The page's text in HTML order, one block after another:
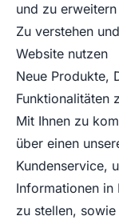
und zu erweitern
Zu verstehen
Website nutzen
Neue Produkte,
Funktionalitäten
Mit Ihnen zu
über einen
Kundenservice,
Informationen in
zu stellen,